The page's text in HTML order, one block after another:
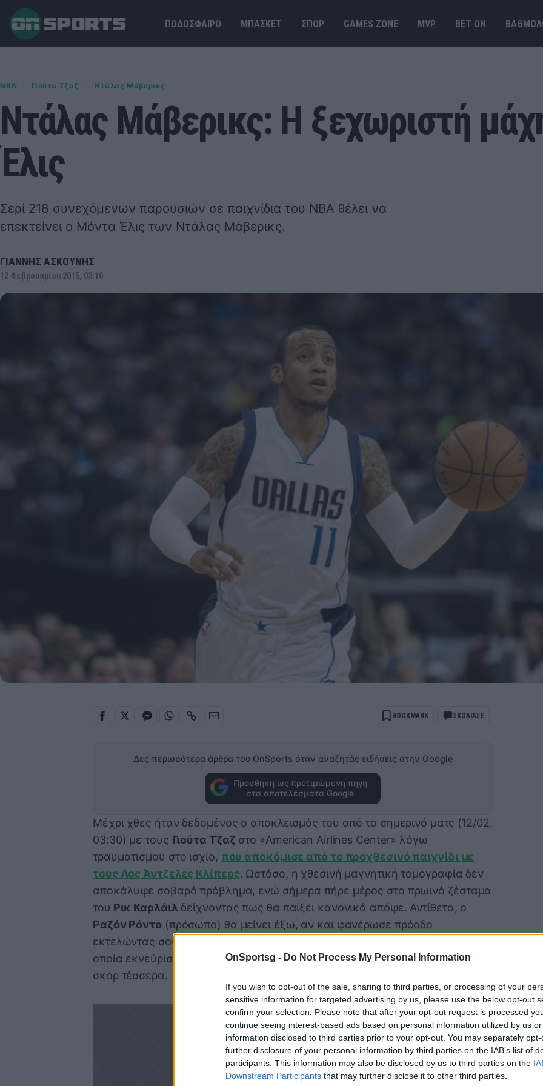
OnSportsg - Do Not Process My Personal Information
If you wish to opt-out of the sale, sharing to third parties, or processing of your
sensitive information for targeted advertising by us, please use the below opt-out
confirm your selection. Please note that after your opt-out request is processed
continue seeing interest-based ads based on personal information utilized by us
information disclosed to third parties prior to your opt-out. You may separately
further disclosure of your personal information by third parties on the IAB’s list of
participants. This information may also be disclosed by us to third parties on the
Downstream Participants that may further disclose it to other third parties.
ΠΟΔΟΣΦΑΙΡΟ ΜΠΑΣΚΕΤ ΣΠΟΡ GAMES ΖΟΝΕ MVP BET ΟΝ
NBA · Γιούτα Τζαζ · Ντάλας Μάβερικς
Ντάλας Μάβερικς: Η ξεχωριστή
Έλις
Σερί 218 συνεχόμενων παρουσιών σε παιχνίδια του NBA θέλει να
επεκτείνει ο Μόντα Έλις των Ντάλας Μάβερικς.
ΓΙΑΝΝΗΣ ΑΣΚΟΥΝΗΣ
12 Φεβρουαρίου 2015, 03:10
BOOKMARK ΣΧΟΛΙΑΣΕ
Δες περισσότερα άρθρα του OnSports όταν αναζητάς ειδήσεις στην Google
Προσθήκη ως προτιμώμενη πηγή
στα αποτελέσματα Google
Μέχρι χθες ήταν δεδομένος ο αποκλεισμός του από το σημερινό ματς (12/02,
03:30) με τους Γιούτα Τζαζ στο «American Airlines Center» λόγω
τραυματισμού στο ισχίο, που αποκόμισε από το προχθεσινό παιχνίδι με
τους Λος Άντζελες Κλίπερς. Ωστόσο, η χθεσινή μαγνητική τομογραφία δεν
αποκάλυψε σοβαρό πρόβλημα, ενώ σήμερα πήρε μέρος στο πρωινό ζέσταμα
του Ρικ Καρλάιλ δείχνοντας πως θα παίξει κανονικά απόψε. Αντίθετα, ο
Ραζόν Ρόντο (πρόσωπο) θα μείνει έξω, αν και φανέρωσε πρόοδο
εκτελώντας σουτ στο περιθώριο της χθεσινής προπόνησης, έπειτα από την
οποία εκνεύρισε τον κόουτς του κερδίζοντάς τον στο δημοφιλές παιχνίδι…
σκορ τέσσερα.